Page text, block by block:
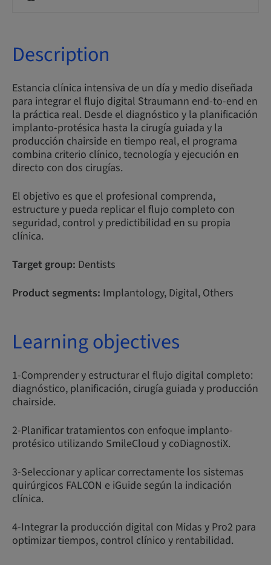
Description
Estancia clínica intensiva de un día y medio diseñada
para integrar el flujo digital Straumann end-to-end en
la práctica real. Desde el diagnóstico y la planificación
implanto-protésica hasta la cirugía guiada y la
producción chairside en tiempo real, el programa
combina criterio clínico, tecnología y ejecución en
directo con dos cirugías.
El objetivo es que el profesional comprenda,
estructure y pueda replicar el flujo completo con
seguridad, control y predictibilidad en su propia
clínica.
Target group: Dentists
Product segments: Implantology, Digital, Others
Learning objectives
1-Comprender y estructurar el flujo digital completo:
diagnóstico, planificación, cirugía guiada y producción
chairside.
2-Planificar tratamientos con enfoque implanto-
protésico utilizando SmileCloud y coDiagnostiX.
3-Seleccionar y aplicar correctamente los sistemas
quirúrgicos FALCON e iGuide según la indicación
clínica.
4-Integrar la producción digital con Midas y Pro2 para
optimizar tiempos, control clínico y rentabilidad.